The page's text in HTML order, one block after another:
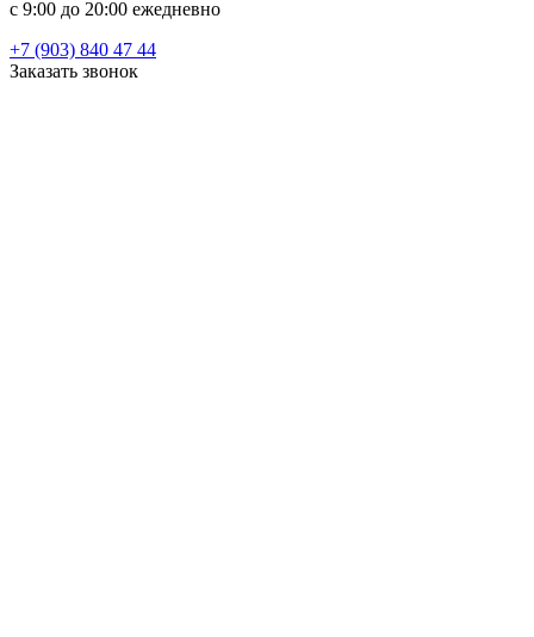
c 9:00 до 20:00 ежедневно
+7 (903) 840 47 44
Заказать звонок